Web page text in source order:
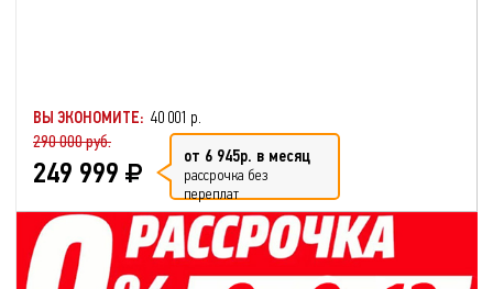
ВЫ ЭКОНОМИТЕ: 40 001 р.
290 000 руб.
249 999 от 6 945р. в месяц
рассрочка без
переплат